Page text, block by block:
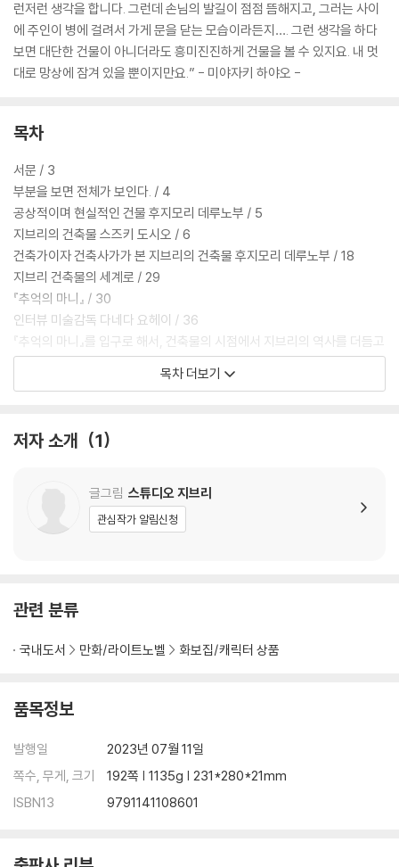
런저런 생각을 합니다. 그런데 손님의 발길이 점점 뜸해지고, 그러는 사이
에 주인이 병에 걸려서 가게 문을 닫는 모습이라든지…. 그런 생각을 하다
보면 대단한 건물이 아니더라도 흥미진진하게 건물을 볼 수 있지요. 내 멋
대로 망상에 잠겨 있을 뿐이지만요.” - 미야자키 하야오 -
목차
서문 / 3
부분을 보면 전체가 보인다. / 4
공상적이며 현실적인 건물 후지모리 데루노부 / 5
지브리의 건축물 스즈키 도시오 / 6
건축가이자 건축사가가 본 지브리의 건축물 후지모리 데루노부 / 18
지브리 건축물의 세계로 / 29
『추억의 마니』 / 30
인터뷰 미술감독 다네다 요헤이 / 36
『추억의 마니』를 입구로 해서, 건축물의 시점에서 지브리의 역사를 더듬고
싶었습니다.
『코쿠리코 언덕에서』 / 60
『마루 밑 아리에티』 / 72
『귀를 기울이면』 / 78
『벼랑 위의 포뇨』 / 82
『붉은 돼지』 / 106
『센과 치히로의 행방불명』 / 112
『모노노케 히메』 / 122
『폼포코 너구리 대작전』 / 128
『이웃집 토토로』 / 138
『바람계곡의 나우시카』 / 158
스튜디오 지브리와 후지모리 데루노부, 그리고 에도 도쿄 건축박물관 하
영화와 건축을 잇는 기억과 무의식의 세계 대담 후지모리 데루노부 × 미야
인용문헌 / 190
목차 더보기
저자 소개 1
글그림 스튜디오 지브리
관심작가 알림신청
관련 분류
국내도서 만화/라이트노벨 화보집/캐릭터 상품
품목정보
발행일
2023년 07월 11일
쪽수, 무게, 크기
192쪽 | 1135g | 231*280*21mm
ISBN13
9791141108601